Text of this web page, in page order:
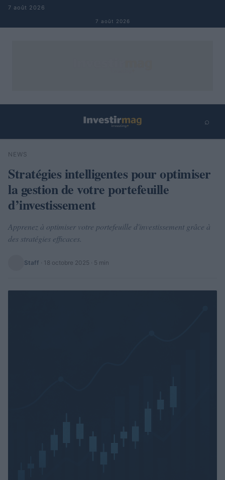
Aller au contenu
7 août 2026
7 août 2026
⌕
Rechercher
NEWS
Stratégies intelligentes pour optimiser
la gestion de votre portefeuille
d’investissement
Apprenez à optimiser votre portefeuille d'investissement grâce à
des stratégies efficaces.
Staff · 18 octobre 2025 · 5 min